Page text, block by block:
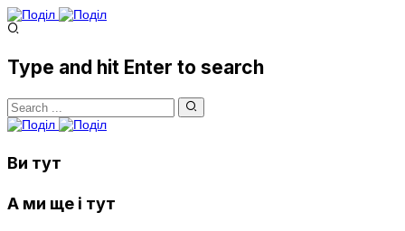
Type and hit Enter to search
Ви тут
А ми ще і тут